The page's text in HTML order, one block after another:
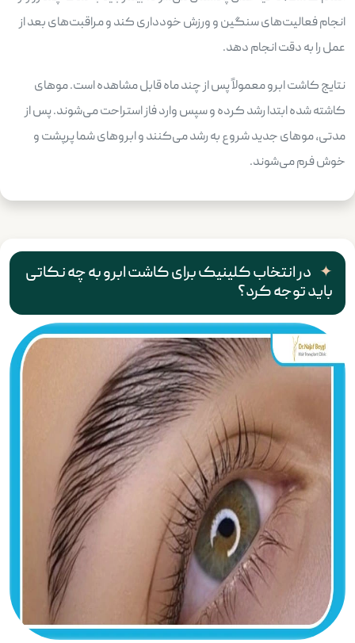
انجام فعالیت‌های سنگین و ورزش خودداری کند و مراقبت‌های بعد از
عمل را به دقت انجام دهد.
نتایج کاشت ابرو معمولاً پس از چند ماه قابل مشاهده است. موهای
کاشته شده ابتدا رشد کرده و سپس وارد فاز استراحت می‌شوند. پس از
مدتی، موهای جدید شروع به رشد می‌کنند و ابروهای شما پرپشت و
خوش فرم می‌شوند.
در انتخاب کلینیک برای کاشت ابرو به چه نکاتی
باید توجه کرد؟